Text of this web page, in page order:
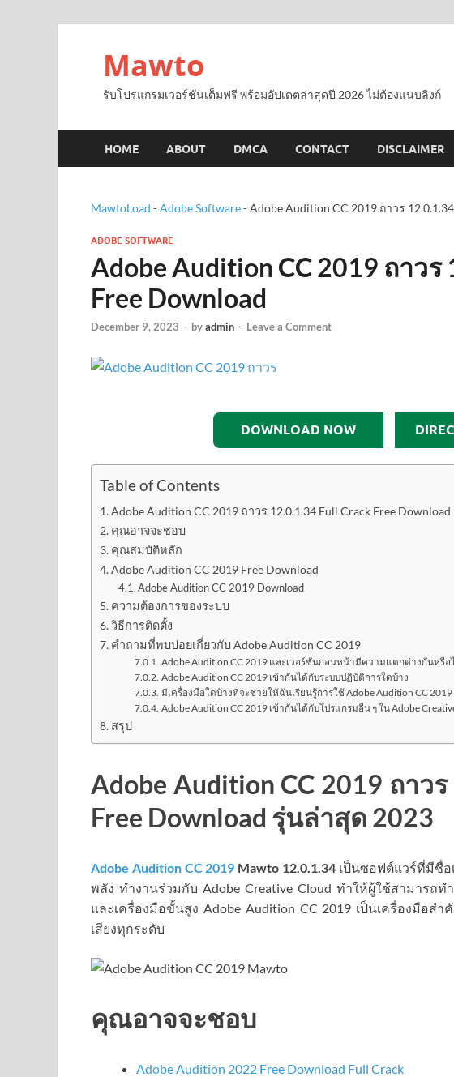
Mawto
รับโปรแกรมเวอร์ชันเต็มฟรี พร้อมอัปเดตล่าสุดปี 2026 ไม่ต้องแนบลิงก์
HOME ABOUT DMCA CONTACT DISCLAIMER
MawtoLoad -Adobe Software-Adobe Audition CC 2019 ถาวร
ADOBE SOFTWARE
Adobe Audition CC 2019 ถาวร
Free Download
December 9, 2023 - byadmin - Leave a Comment
DOWNLOAD NOW
Table of Contents
Adobe Audition CC 2019 ถาวร 12.0.1.34 Full Crack Free
คุณอาจจะชอบ
คุณสมบัติหลัก
Adobe Audition CC 2019 Free Download
Adobe Audition CC 2019 Download
ความต้องการของระบบ
วิธีการติดตั้ง
คำถามที่พบบ่อยเกี่ยวกับ Adobe Audition CC 2019
Adobe Audition CC 2019 และเวอร์ชันก่อนหน้ามีความแตกต่างกันหรือ
Adobe Audition CC 2019 เข้ากันได้กับระบบปฏิบัติการใดบ้าง
มีเครื่องมือใดบ้างที่จะช่วยให้ฉันเรียนรู้การใช้ Adobe Audition CC 2019
Adobe Audition CC 2019 เข้ากันได้กับโปรแกรมอื่น ๆ ใน Adobe
สรุป
Adobe Audition CC 2019 ถาว
Free Download รุ่นล่าสุด 2023
Adobe Audition CC 2019 Mawto 12.0.1.34 เป็นซอฟต์แวร์ที่มีชื่อ
พลัง ทำงานร่วมกับ Adobe Creative Cloud ทำให้ผู้ใช้สามารถท
และเครื่องมือขั้นสูง Adobe Audition CC 2019 เป็นเครื่องมือ
เสียงทุกระดับ
คุณอาจจะชอบ
Adobe Audition 2022 Free Download Full Crack